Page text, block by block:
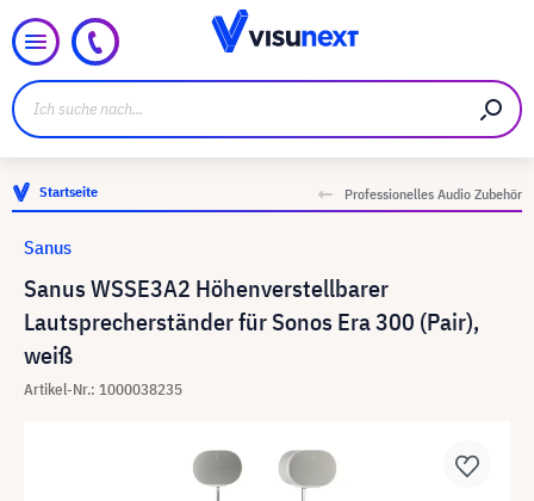
Startseite Professionelles Audio Zubehör
Sanus WSSE3A2 Höhenverstellbarer
Lautsprecherständer für Sonos Era 300 (Pair),
weiß
Artikel-Nr.: 1000038235
Sanus